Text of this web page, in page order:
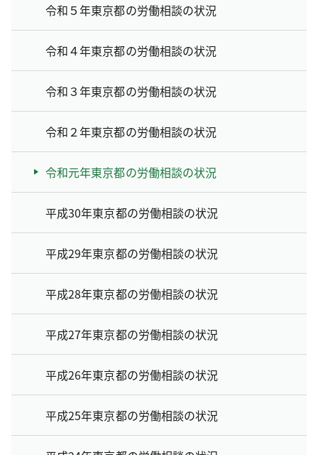
令和５年東京都の労働相談の状況
令和４年東京都の労働相談の状況
令和３年東京都の労働相談の状況
令和２年東京都の労働相談の状況
令和元年東京都の労働相談の状況
平成30年東京都の労働相談の状況
平成29年東京都の労働相談の状況
平成28年東京都の労働相談の状況
平成27年東京都の労働相談の状況
平成26年東京都の労働相談の状況
平成25年東京都の労働相談の状況